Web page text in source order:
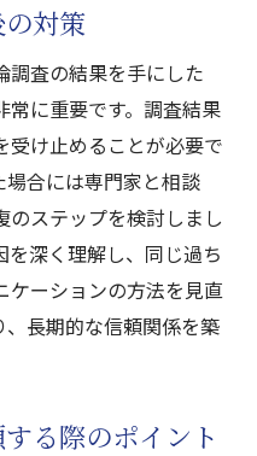
対策
調査の結果を手にした
常に重要です。調査結果
受け止めることが必要で
合には専門家と相談
のステップを検討しまし
を深く理解し、同じ過ち
ケーションの方法を見直
長期的な信頼関係を築
る際のポイント